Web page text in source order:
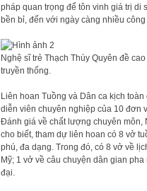
pháp quan trọng để tôn vinh giá trị di
bền bỉ, đến với ngày càng nhiều
Nghệ sĩ trẻ Thạch Thúy Quyên đề
truyền thống.
Liên hoan Tuồng và Dân ca kịch
diễn viên chuyên nghiệp của 10 đơn
Đánh giá về chất lượng chuyên môn,
cho biết, tham dự liên hoan có 8 vở
phú, đa dạng. Trong đó, có 8 vở về
Mỹ; 1 vở về câu chuyện dân gian
đại.